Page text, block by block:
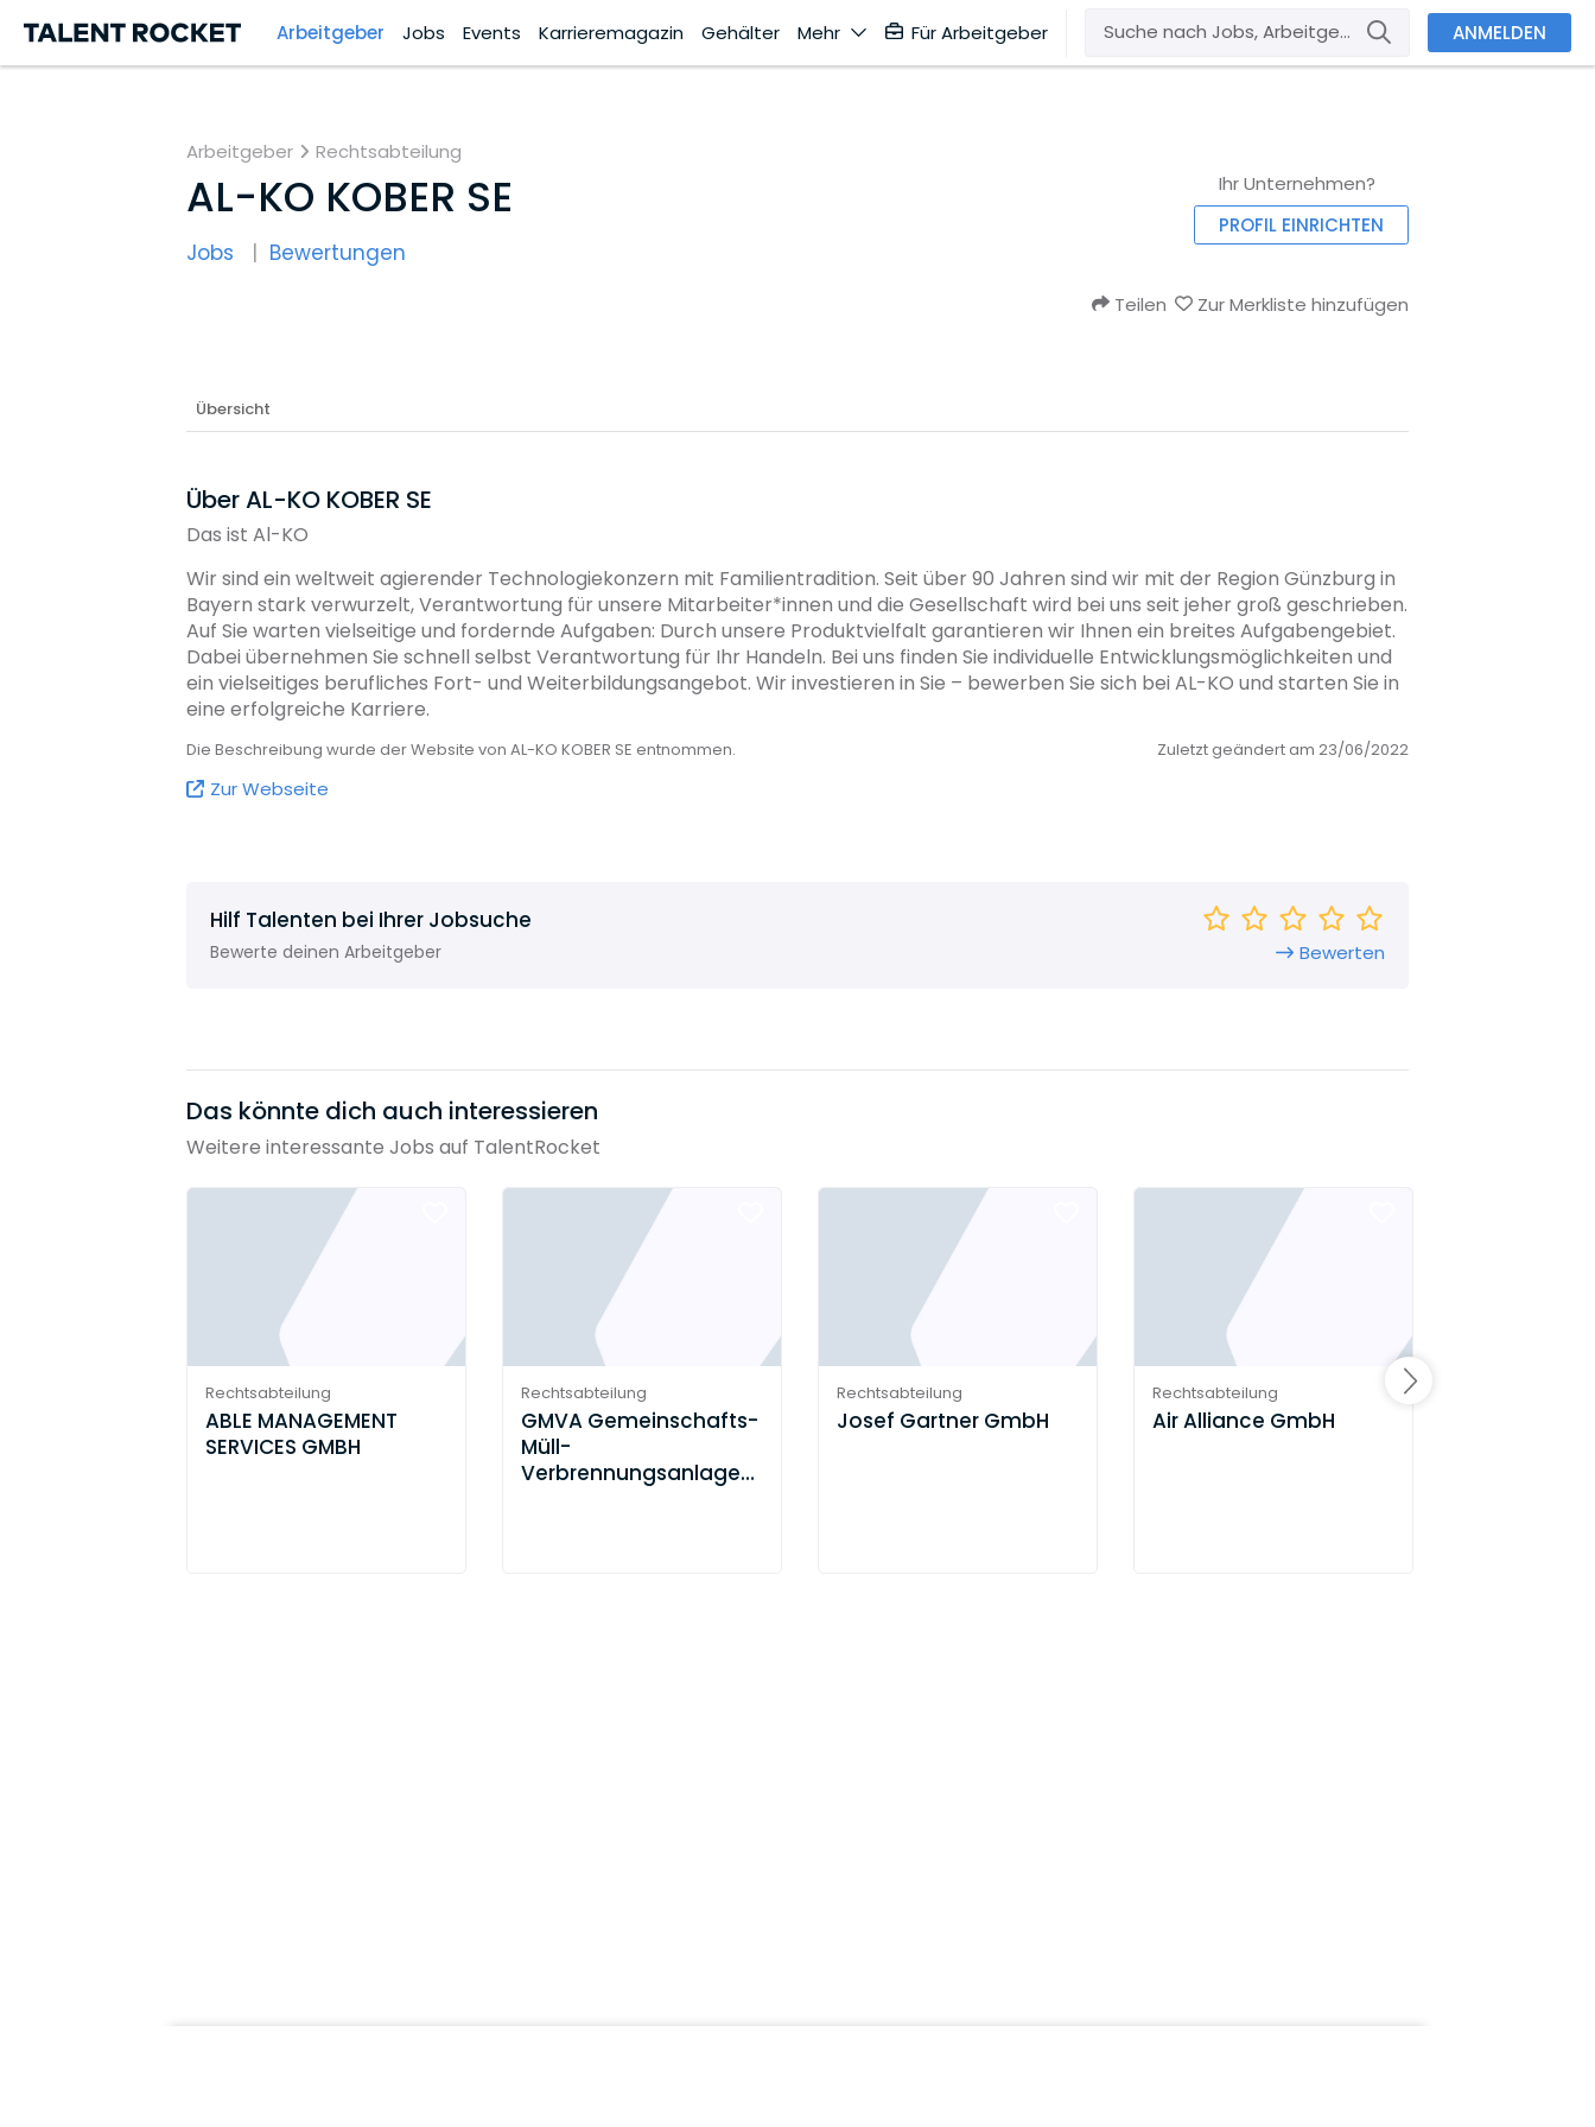
Arbeitgeber Jobs Events Karrieremagazin Gehälter Mehr Für Arbeitgeber ANMELDEN
Arbeitgeber Rechtsabteilung
AL-KO KOBER SE
Jobs Bewertungen
Ihr Unternehmen?
PROFIL EINRICHTEN
Teilen Zur Merkliste hinzufügen
Übersicht
Über AL-KO KOBER SE
Das ist Al-KO
Wir sind ein weltweit agierender Technologiekonzern mit Familientradition. Seit über 90 Jahren sind wir mit der Region Günzburg in
Bayern stark verwurzelt, Verantwortung für unsere Mitarbeiter*innen und die Gesellschaft wird bei uns seit jeher groß geschrieben.
Auf Sie warten vielseitige und fordernde Aufgaben: Durch unsere Produktvielfalt garantieren wir Ihnen ein breites Aufgabengebiet.
Dabei übernehmen Sie schnell selbst Verantwortung für Ihr Handeln. Bei uns finden Sie individuelle Entwicklungsmöglichkeiten und
ein vielseitiges berufliches Fort- und Weiterbildungsangebot. Wir investieren in Sie – bewerben Sie sich bei AL-KO und starten Sie in
eine erfolgreiche Karriere.
Die Beschreibung wurde der Website von AL-KO KOBER SE entnommen. Zuletzt geändert am 23/06/2022
Zur Webseite
Hilf Talenten bei Ihrer Jobsuche
Bewerte deinen Arbeitgeber Bewerten
Das könnte dich auch interessieren
Weitere interessante Jobs auf TalentRocket
Rechtsabteilung
ABLE MANAGE­MENT
SERVICES GMBH
Rechtsabteilung
GMVA Gemeinschafts-
Müll-
Verbrennungsanlage
Rechtsabteilung
Josef Gartner GmbH
Rechtsabteilung
Air Alliance GmbH